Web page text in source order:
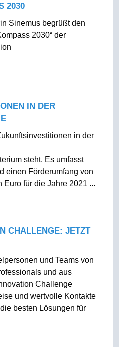
2030
Sinemus begrüßt den
2030“ der
IN DER
in der
steht. Es umfasst
einen Förderumfang von
für die Jahre 2021 ...
CHALLENGE: JETZT
und Teams von
und aus
Challenge
und wertvolle Kontakte
besten Lösungen für